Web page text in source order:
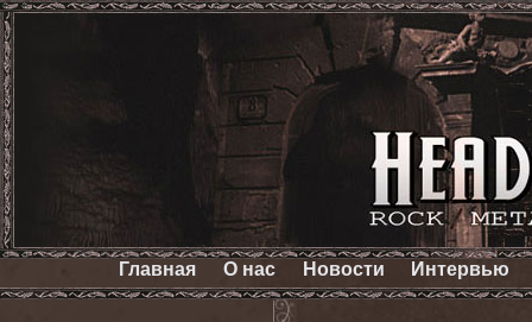
Главная О нас Новости Интервью